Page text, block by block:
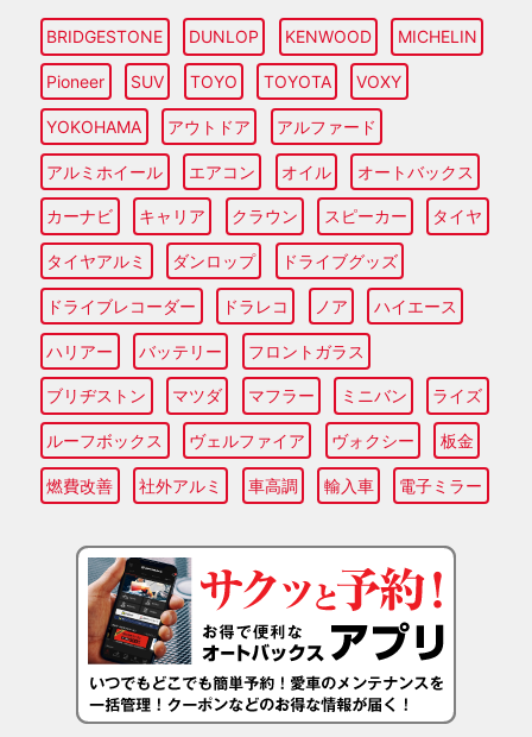
BRIDGESTONE DUNLOP KENWOOD MICHELIN
Pioneer SUV TOYO TOYOTA VOXY
YOKOHAMA アウトドア アルファード
アルミホイール エアコン オイル オートバックス
カーナビ キャリア クラウン スピーカー タイヤ
タイヤアルミ ダンロップ ドライブグッズ
ドライブレコーダー ドラレコ ノア ハイエース
ハリアー バッテリー フロントガラス
ブリヂストン マツダ マフラー ミニバン ライズ
ルーフボックス ヴェルファイア ヴォクシー 板金
燃費改善 社外アルミ 車高調 輸入車 電子ミラー